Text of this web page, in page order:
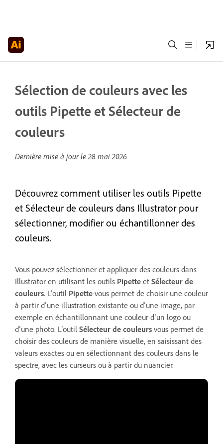
Sélection de couleurs avec les
outils Pipette et Sélecteur de
couleurs
Dernière mise à jour le28 mai 2026
Découvrez comment utiliser les outils Pipette
et Sélecteur de couleurs dans Illustrator pour
sélectionner, modifier ou échantillonner des
couleurs.
Vous pouvez sélectionner et appliquer des couleurs dans
Illustrator en utilisant les outils Pipette et Sélecteur de
couleurs. L’outil Pipette vous permet de choisir une couleur
à partir d’une illustration existante ou d’une image, par
exemple en échantillonnant une couleur d’un logo ou
d’une photo. L’outil Sélecteur de couleurs vous permet de
choisir des couleurs de manière visuelle, en saisissant des
valeurs exactes ou en sélectionnant des couleurs dans le
spectre, avec les curseurs ou à partir du nuancier.